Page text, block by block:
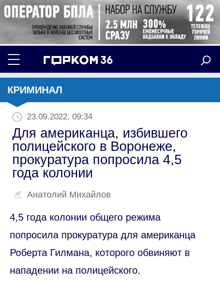
КРИМИНАЛ
23.09.2022, 09:34
Для американца, избившего
полицейского в Воронеже,
прокуратура попросила 4,5
года колонии
Анатолий Михайлов
4,5 года колонии общего режима
попросила прокуратура для американца
Роберта Гилмана, которого обвиняют в
нападении на полицейского.